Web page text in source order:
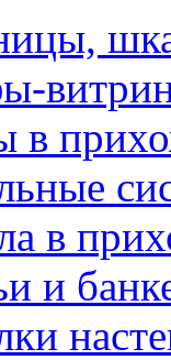
в
в
и